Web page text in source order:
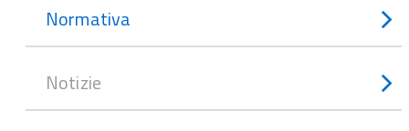
Normativa
Notizie